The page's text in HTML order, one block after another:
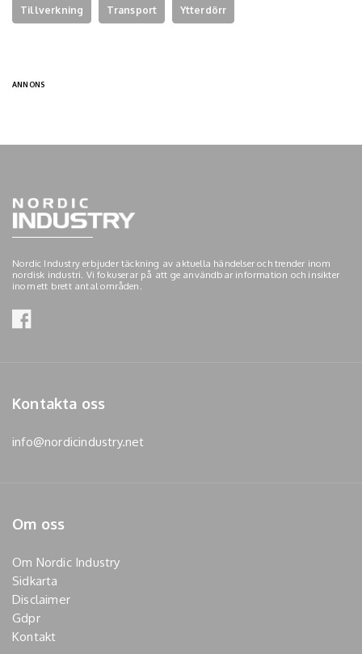
Tillverkning Transport Ytterdörr
ANNONS
Nordic Industry erbjuder täckning av aktuella händelser och trender inom
nordisk industri. Vi fokuserar på att ge användbar information och insikter
inom ett brett antal områden.
Kontakta oss
info@nordicindustry.net
Om oss
Om Nordic Industry
Sidkarta
Disclaimer
Gdpr
Kontakt